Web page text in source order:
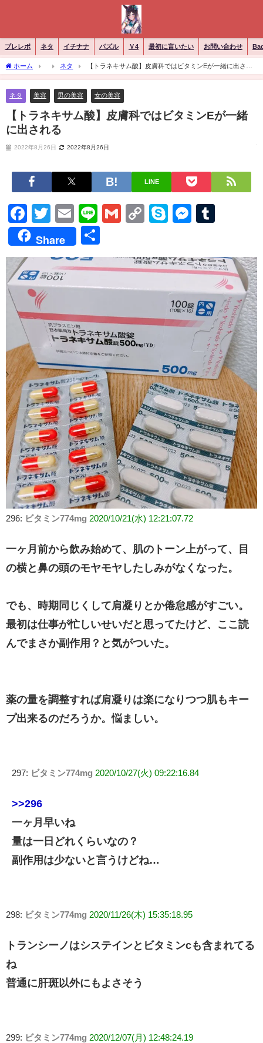
ブレレボ ネタ イチナナ パズル Ｖ4 最初に言いたい お問い合わせ
ホーム ネタ
【トラネキサム酸】皮膚科ではビタミンEが一緒に出され
る
ネタ 美容 男の美容 女の美容
【トラネキサム酸】皮膚科ではビタミンEが一緒
に出される
2022年8月26日 2022年8月26日
LINE
Facebook
Twitter
EmailLineGmailCopySkype
Share
有
296: ビタミン774mg 2020/10/21(水) 12:21:07.72
一ヶ月前から飲み始めて、肌のトーン上がって、目
の横と鼻の頭のモヤモヤしたしみがなくなった。
でも、時期同じくして肩凝りとか倦怠感がすごい。
最初は仕事が忙しいせいだと思ってたけど、ここ読
んでまさか副作用？と気がついた。
薬の量を調整すれば肩凝りは楽になりつつ肌もキー
プ出来るのだろうか。悩ましい。
297: ビタミン774mg 2020/10/27(火) 09:22:16.84
>>296
一ヶ月早いね
量は一日どれくらいなの？
副作用は少ないと言うけどね…
298: ビタミン774mg 2020/11/26(木) 15:35:18.95
トランシーノはシステインとビタミンcも含まれてる
ね
普通に肝斑以外にもよさそう
299: ビタミン774mg 2020/12/07(月) 12:48:24.19